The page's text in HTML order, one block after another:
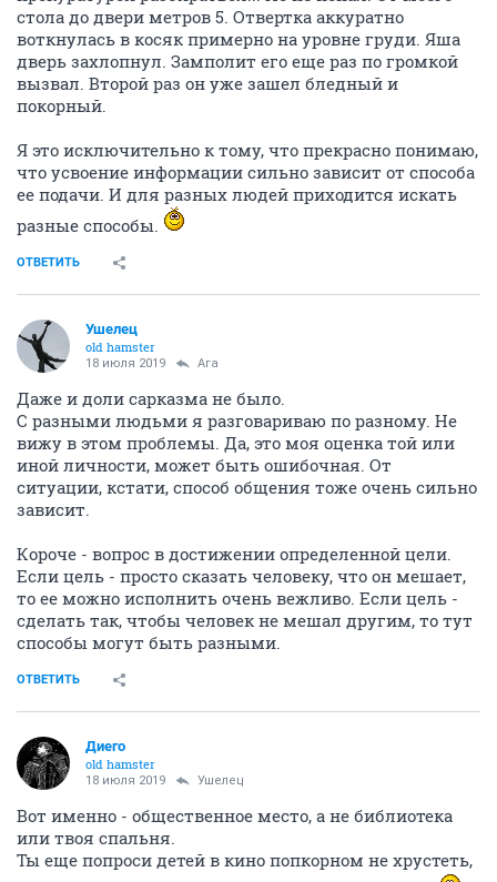
стола до двери метров 5. Отвертка аккуратно
воткнулась в косяк примерно на уровне груди. Яша
дверь захлопнул. Замполит его еще раз по громкой
вызвал. Второй раз он уже зашел бледный и
покорный.
Я это исключительно к тому, что прекрасно понимаю,
что усвоение информации сильно зависит от способа
ее подачи. И для разных людей приходится искать
разные способы.
ОТВЕТИТЬ
Ушелец
old hamster
18 июля 2019 Ага
Даже и доли сарказма не было.
С разными людьми я разговариваю по разному. Не
вижу в этом проблемы. Да, это моя оценка той или
иной личности, может быть ошибочная. От
ситуации, кстати, способ общения тоже очень сильно
зависит.
Короче - вопрос в достижении определенной цели.
Если цель - просто сказать человеку, что он мешает,
то ее можно исполнить очень вежливо. Если цель -
сделать так, чтобы человек не мешал другим, то тут
способы могут быть разными.
ОТВЕТИТЬ
Диего
old hamster
18 июля 2019 Ушелец
Вот именно - общественное место, а не библиотека
или твоя спальня.
Ты еще попроси детей в кино попкорном не хрустеть,